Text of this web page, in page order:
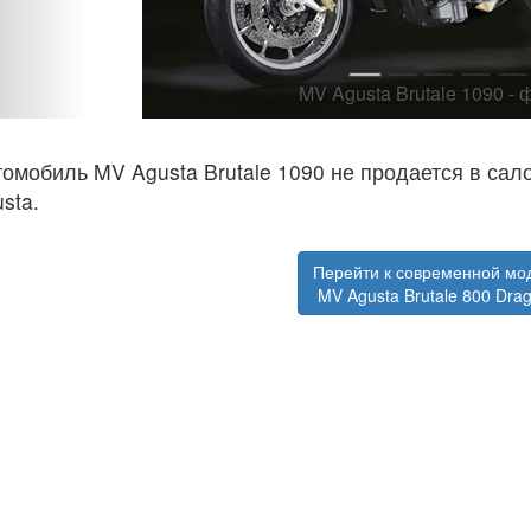
MV Agusta Brutale 1090 - фото 1
MV Agusta Brutale 1090 не продается в
Перейти к современной
MV Agusta Brutale 800